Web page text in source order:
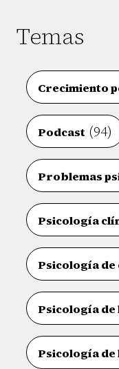
Temas
Crecimiento
Podcast (94)
Problemas
Psicología
Psicología de
Psicología
Psicología de